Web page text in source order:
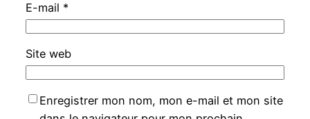
E-mail *
Site web
Enregistrer mon nom, mon e-mail et mon site